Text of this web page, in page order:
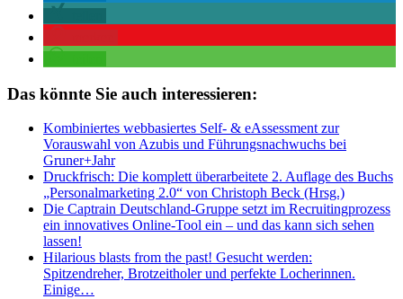
Das könnte Sie auch interessieren:
Kombiniertes webbasiertes Self- & eAssessment zur
Vorauswahl von Azubis und Führungsnachwuchs bei
Gruner+Jahr
Druckfrisch: Die komplett überarbeitete 2. Auflage des Buchs
„Personalmarketing 2.0“ von Christoph Beck (Hrsg.)
Die Captrain Deutschland-Gruppe setzt im Recruitingprozess
ein innovatives Online-Tool ein – und das kann sich sehen
lassen!
Hilarious blasts from the past! Gesucht werden:
Spitzendreher, Brotzeitholer und perfekte Locherinnen.
Einige…